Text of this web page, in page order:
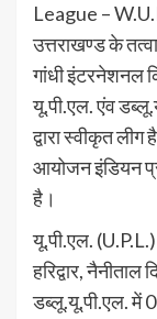
League –
उत्तराखण्ड के
गांधी इंटरनेशनल
यू.पी.एल. एंव
द्वारा स्वीकृत
आयोजन इंडियन
है।
यू.पी.एल.
हरिद्वार,
डब्लू.यू.पी.एल. में